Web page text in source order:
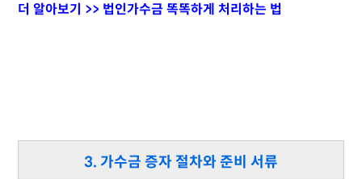
더 알아보기 >> 법인가수금 똑똑하게 처리하는 법
3. 가수금 증자 절차와 준비 서류